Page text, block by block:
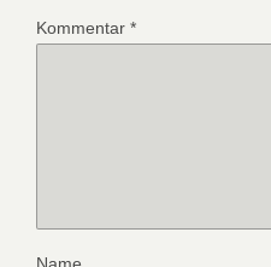
Kommentar *